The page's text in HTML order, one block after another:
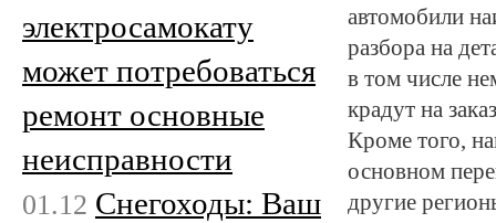
автомобили
разбора на
в том числе
крадут на
Кроме того,
основном
другие
электросамокату
может потребоваться
ремонт основные
неисправности
01.12 Снегоходы: Ваш